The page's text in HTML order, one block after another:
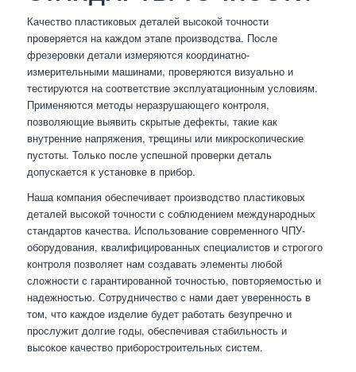
Качество пластиковых деталей высокой точности
проверяется на каждом этапе производства. После
фрезеровки детали измеряются координатно-
измерительными машинами, проверяются визуально и
тестируются на соответствие эксплуатационным условиям.
Применяются методы неразрушающего контроля,
позволяющие выявить скрытые дефекты, такие как
внутренние напряжения, трещины или микроскопические
пустоты. Только после успешной проверки деталь
допускается к установке в прибор.
Наша компания обеспечивает производство пластиковых
деталей высокой точности с соблюдением международных
стандартов качества. Использование современного ЧПУ-
оборудования, квалифицированных специалистов и строгого
контроля позволяет нам создавать элементы любой
сложности с гарантированной точностью, повторяемостью и
надежностью. Сотрудничество с нами дает уверенность в
том, что каждое изделие будет работать безупречно и
прослужит долгие годы, обеспечивая стабильность и
высокое качество приборостроительных систем.